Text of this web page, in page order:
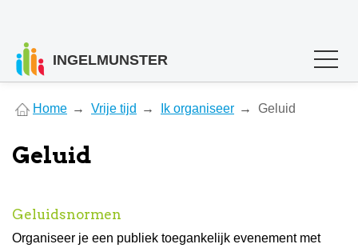
INGELMUNSTER
are
Home Vrije tijd Ik organiseer Geluid
Geluid
Geluidsnormen
Organiseer je een publiek toegankelijk evenement met